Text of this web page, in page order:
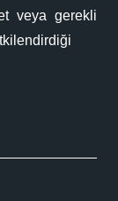
veya gerekli